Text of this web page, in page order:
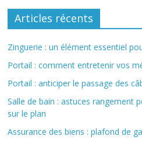
Articles récents
Zinguerie : un élément essentiel
Portail : comment entretenir vos
Portail : anticiper le passage des
Salle de bain : astuces rangement
sur le plan
Assurance des biens : plafond de